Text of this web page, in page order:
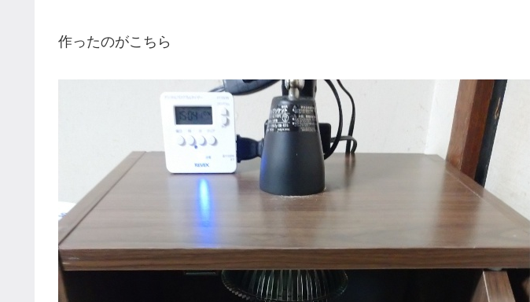
作ったのがこちら